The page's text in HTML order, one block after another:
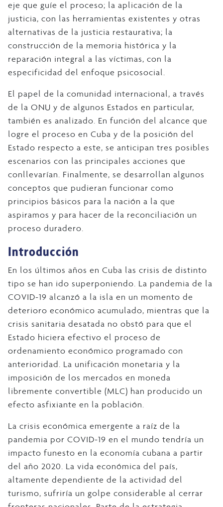
eje que guíe el proceso; la aplicación de la
justicia, con las herramientas existentes y otras
alternativas de la justicia restaurativa; la
construcción de la memoria histórica y la
reparación integral a las víctimas, con la
especificidad del enfoque psicosocial.
El papel de la comunidad internacional, a través
de la ONU y de algunos Estados en particular,
también es analizado. En función del alcance que
logre el proceso en Cuba y de la posición del
Estado respecto a este, se anticipan tres posibles
escenarios con las principales acciones que
conllevarían. Finalmente, se desarrollan algunos
conceptos que pudieran funcionar como
principios básicos para la nación a la que
aspiramos y para hacer de la reconciliación un
proceso duradero.
Introducción
En los últimos años en Cuba las crisis de distinto
tipo se han ido superponiendo. La pandemia de la
COVID-19 alcanzó a la isla en un momento de
deterioro económico acumulado, mientras que la
crisis sanitaria desatada no obstó para que el
Estado hiciera efectivo el proceso de
ordenamiento económico programado con
anterioridad. La unificación monetaria y la
imposición de los mercados en moneda
libremente convertible (MLC) han producido un
efecto asfixiante en la población.
La crisis económica emergente a raíz de la
pandemia por COVID-19 en el mundo tendría un
impacto funesto en la economía cubana a partir
del año 2020. La vida económica del país,
altamente dependiente de la actividad del
turismo, sufriría un golpe considerable al cerrar